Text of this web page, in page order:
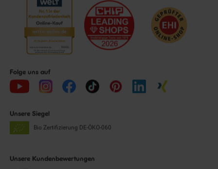
Folge uns auf
Unsere Siegel
Bio Zertifizierung DE-ÖKO-060
Unsere Kundenbewertungen